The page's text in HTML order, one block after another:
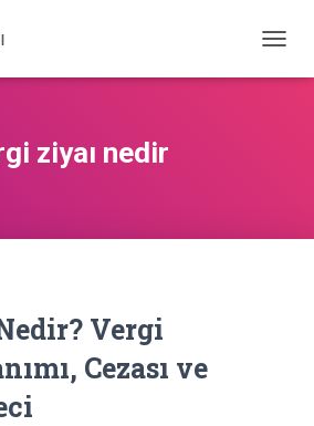
AÇ/
ziyaı nedir
Vergi
Cezası ve